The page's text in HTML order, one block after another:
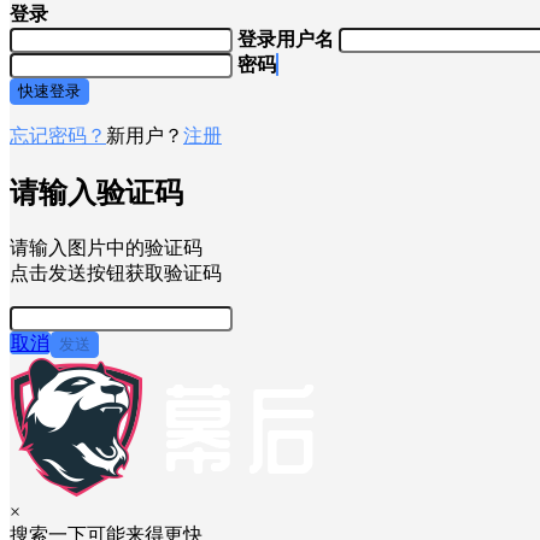
登录
登录用户名
密码
快速登录
忘记密码？ 新用户？ 注册
请输入验证码
请输入图片中的验证码
点击发送按钮获取验证码
取消 发送
×
搜索一下可能来得更快